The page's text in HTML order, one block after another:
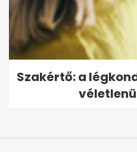
Szakértő: a